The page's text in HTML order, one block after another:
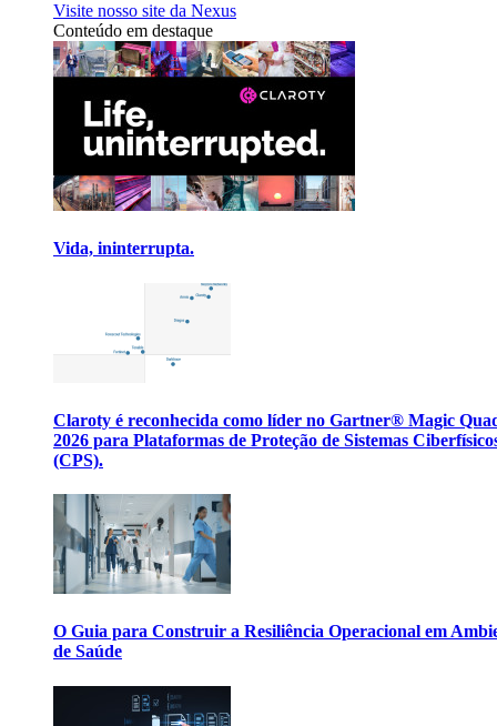
Visite nosso site da Nexus
Conteúdo em destaque
Vida, ininterrupta.
Claroty é reconhecida como líder no Gartner® Magic
2026 para Plataformas de Proteção de Sistemas
(CPS).
O Guia para Construir a Resiliência Operacional em
de Saúde